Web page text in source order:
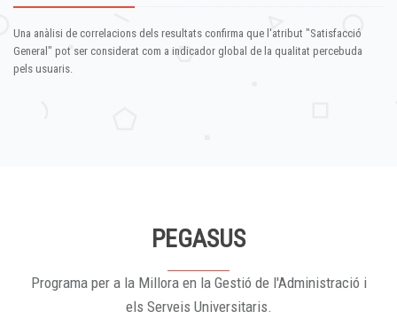
Una anàlisi de correlacions dels resultats confirma que l'atribut "Satisfacció
General" pot ser considerat com a indicador global de la qualitat percebuda
pels usuaris.
PEGASUS
Programa per a la Millora en la Gestió de l'Administració i
els Serveis Universitaris.